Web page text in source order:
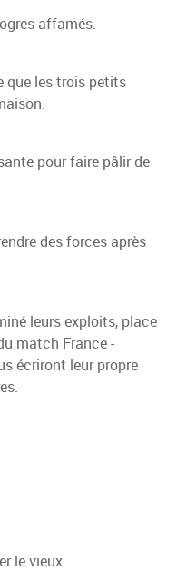
affamés.
que les trois petits
pour faire pâlir de
des forces après
leurs exploits, place
match France -
écriront leur propre
le vieux